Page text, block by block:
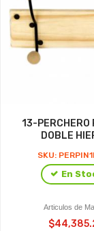
13-PERCHERO
DOBLE
SKU:
En
Articulos de